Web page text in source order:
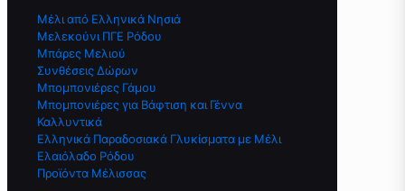
Μέλι από Ελληνικά Νησιά
Μελεκούνι ΠΓΕ Ρόδου
Μπάρες Μελιού
Συνθέσεις Δώρων
Μπομπονιέρες Γάμου
Μπομπονιέρες για Βάφτιση και Γέννα
Καλλυντικά
Ελληνικά Παραδοσιακά Γλυκίσματα με Μέλι
Ελαιόλαδο Ρόδου
Προϊόντα Μέλισσας